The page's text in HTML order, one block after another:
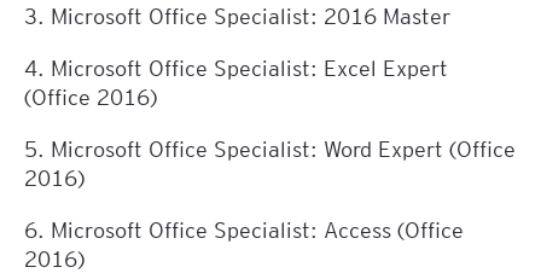
3. Microsoft Office Specialist: 2016 Master
4. Microsoft Office Specialist: Excel Expert
(Office 2016)
5. Microsoft Office Specialist: Word Expert (Office
2016)
6. Microsoft Office Specialist: Access (Office
2016)